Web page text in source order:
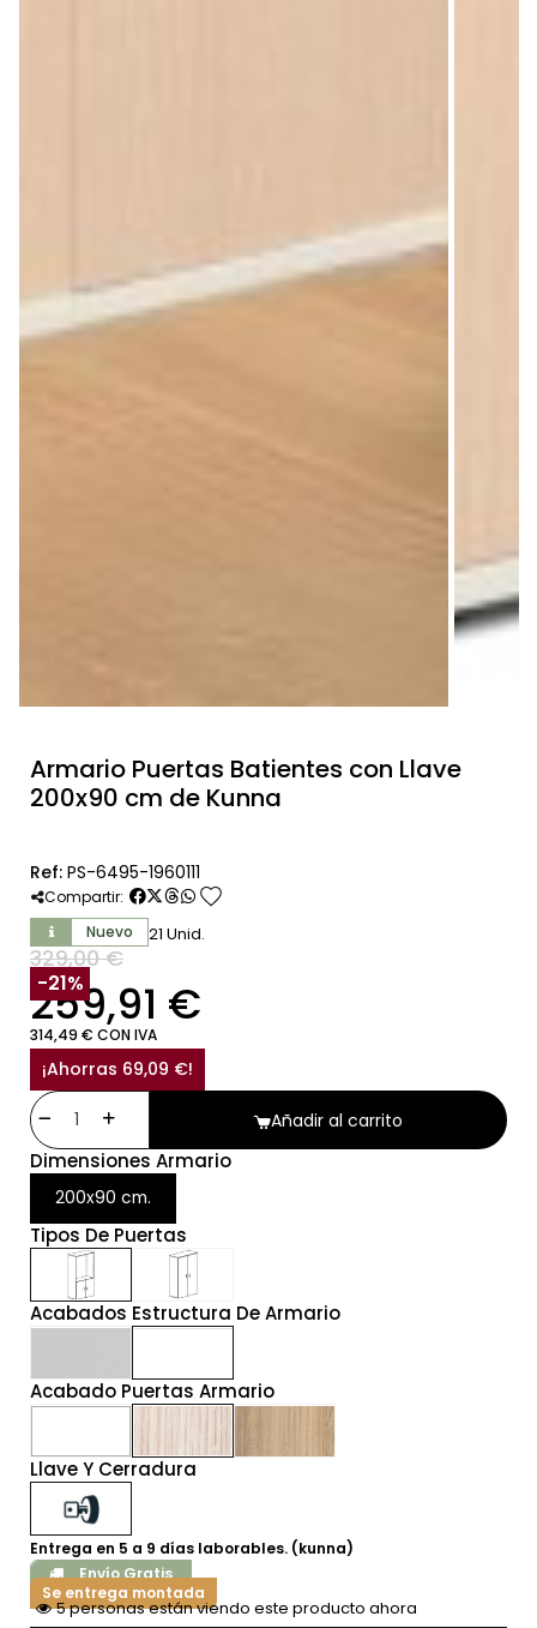
Armario Puertas Batientes con Llave
200x90 cm de Kunna
Ref: PS-6495-1960111
Compartir: favorite
Nuevo 21 Unid.
329,00 €
SIN IVA
259,91 €
314,49 € CON IVA
¡Ahorras 69,09 €!
-21%
Añadir al carrito
Dimensiones Armario
200x90 cm.
Tipos De Puertas
Acabados Estructura De Armario
Acabado Puertas Armario
Llave Y Cerradura
Entrega en 5 a 9 días laborables. (kunna)
Envío Gratis
Se entrega montada
5 personas están viendo este producto ahora